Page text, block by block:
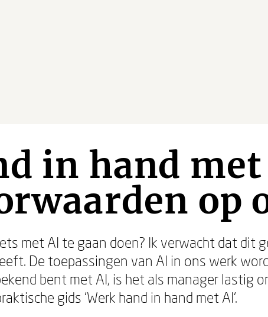
in hand
op
met AI te gaan doen? Ik verwacht dat dit
De toepassingen van AI in ons werk
bent met AI, is het als manager lastig
gids ‘Werk hand in hand met AI’.